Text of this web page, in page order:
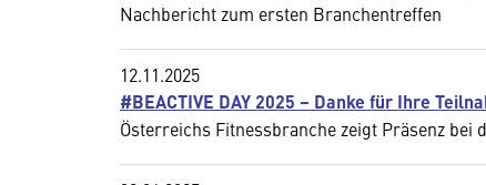
Nachbericht zum ersten Branchentreffen
12.11.2025
#BEACTIVE DAY 2025 – Danke für Ihre
Österreichs Fitnessbranche zeigt Präsenz bei